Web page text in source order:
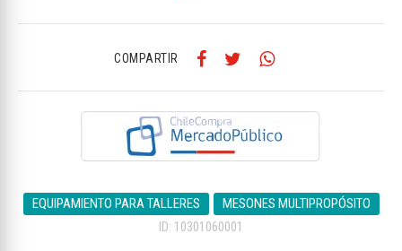
COMPARTIR
EQUIPAMIENTO PARA TALLERES
MESONES MULTIPROPÓSITO
ID: 10301060001